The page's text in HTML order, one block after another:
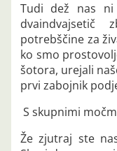
Tudi dež nas
potrebščine za
ko smo
šotora, urejali
prvi zabojnik
S skupnimi
Že zjutraj ste